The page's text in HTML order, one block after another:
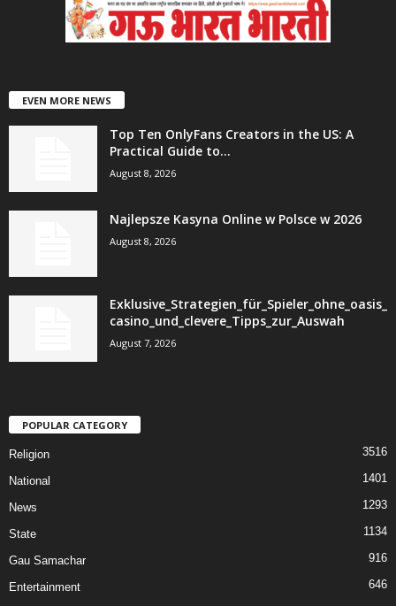
EVEN MORE NEWS
Top Ten OnlyFans Creators in the US: A
Practical Guide to...
August 8, 2026
Najlepsze Kasyna Online w Polsce w 2026
August 8, 2026
Exklusive_Strategien_für_Spieler_ohne_oasis_
casino_und_clevere_Tipps_zur_Auswah
August 7, 2026
POPULAR CATEGORY
Religion 3516
National 1401
News 1293
State 1134
Gau Samachar 916
Entertainment
646